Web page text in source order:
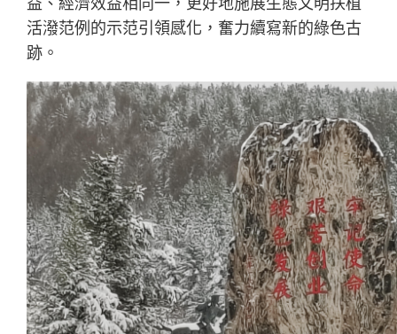
活潑范例的示范引領感化，奮力續寫新的綠色古
跡。